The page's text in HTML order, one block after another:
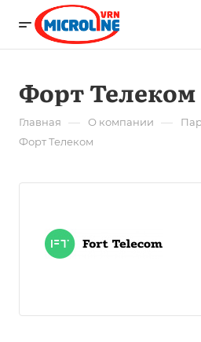
Форт Телеком
Главная — О компании —
Форт Телеком